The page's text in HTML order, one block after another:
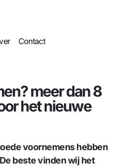
Contact
meer dan 8
het nieuwe
voornemens hebben
beste vinden wij het